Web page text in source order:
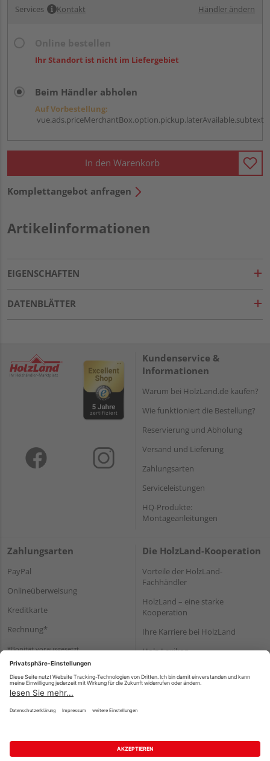
Services Kontakt Händler ändern
Ihr Standort ist nicht im Liefergebiet
Beim Händler abholen
Auf Vorbestellung:
vue.ads.priceMerchantBox.option.pickup.laterAvailable.subtext
In den Warenkorb
Komplettangebot anfragen
Artikelinformationen
EIGENSCHAFTEN
DATENBLÄTTER
Kundenservice &
Informationen
Warum bei HolzLand.de kaufen?
Wie funktioniert die Bestellung?
Reservierung und Abholung
Versand und Lieferung
Zahlungsarten
Serviceleistungen
HQ-Produkte:
Montageanleitungen
Zahlungsarten
PayPal
Onlineüberweisung
Kreditkarte
Rechnung*
*Bonität vorausgesetzt
Die HolzLand-Kooperation
Vorteile der HolzLand-
Fachhändler
HolzLand – eine starke
Kooperation
Ihre Karriere bei HolzLand
Holz-Lexikon
Impressum Datenschutz
Nutzungsbedingungen